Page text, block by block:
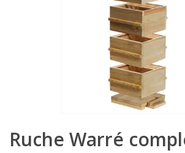
Ruche Warré